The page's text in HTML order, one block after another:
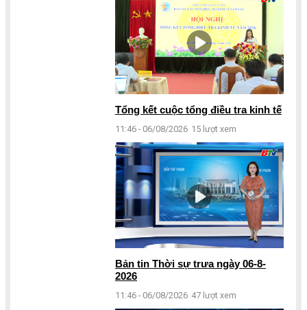
Tổng kết cuộc tổng điều tra kinh tế
11:46 - 06/08/2026 15 lượt xem
Bản tin Thời sự trưa ngày 06-8-
2026
11:46 - 06/08/2026 47 lượt xem